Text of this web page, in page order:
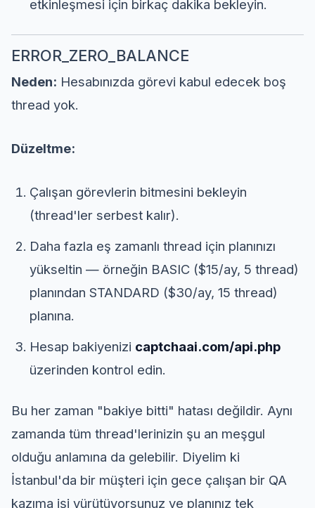
etkinleşmesi için birkaç dakika bekleyin.
ERROR_ZERO_BALANCE
Neden: Hesabınızda görevi kabul edecek boş
thread yok.
Düzeltme:
Çalışan görevlerin bitmesini bekleyin
(thread'ler serbest kalır).
Daha fazla eş zamanlı thread için planınızı
yükseltin — örneğin BASIC ($15/ay, 5 thread)
planından STANDARD ($30/ay, 15 thread)
planına.
Hesap bakiyenizi captchaai.com/api.php
üzerinden kontrol edin.
Bu her zaman "bakiye bitti" hatası değildir. Aynı
zamanda tüm thread'lerinizin şu an meşgul
olduğu anlamına da gelebilir. Diyelim ki
İstanbul'da bir müşteri için gece çalışan bir QA
kazıma işi yürütüyorsunuz ve planınız tek